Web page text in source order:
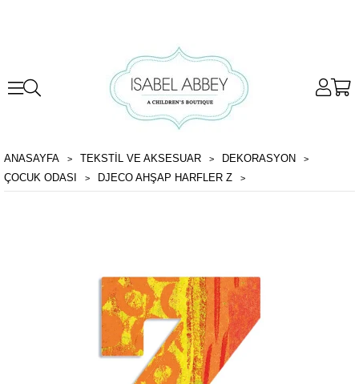
ANASAYFA TEKSTİL VE AKSESUAR
DEKORASYON
ÇOCUK ODASI
DJECO AHŞAP HARFLER Z